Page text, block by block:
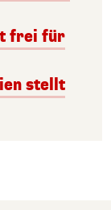
frei für
stellt